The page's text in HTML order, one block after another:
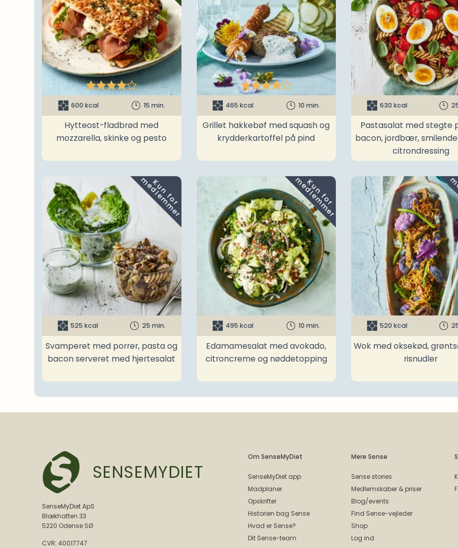

600 kcal 15 min.
Hytteost-fladbrød med
mozzarella, skinke og pesto

465 kcal 10 min.
Grillet hakkebøf med squash og
krydderkartoffel på pind
630 kcal
Pastasalat med stegte
bacon, jordbær,
citrondressing
K
u
n
f
o
r
m
e
d
l
e
m
m
e
r
525 kcal 25 min.
Svamperet med porrer, pasta og
bacon serveret med hjertesalat
K
u
n
f
o
r
m
e
d
l
e
m
m
e
r
495 kcal 10 min.
Edamamesalat med avokado,
citroncreme og nøddetopping
520 kcal
Wok med oksekød,
risnudler
SENSEMYDIET
SenseMyDiet ApS
Blækhatten 33
5220 Odense SØ
CVR: 40017747
Om SenseMyDiet
SenseMyDiet app
Madplaner
Opskrifter
Historien bag Sense
Hvad er Sense?
Dit Sense-team
Mere Sense
Sense stories
Medlemskaber & priser
Blog/events
Find Sense-vejleder
Shop
Log ind